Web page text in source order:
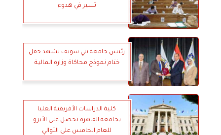
تسير في هدوء
رئيس جامعة بني سويف يشهد حفل
ختام نموذج محاكاة وزارة المالية
كلية الدراسات الأفريقية العليا
بجامعة القاهرة تحصل على الأيزو
للعام الخامس على التوالي